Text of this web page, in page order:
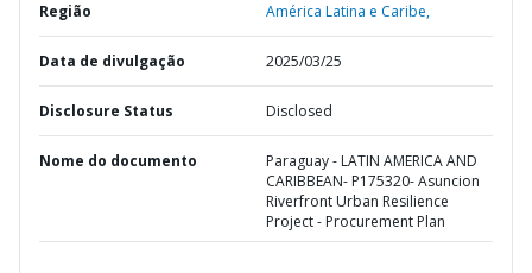
Região América Latina e Caribe,
Data de divulgação 2025/03/25
Disclosure Status Disclosed
Nome do documento
Paraguay - LATIN AMERICA AND
CARIBBEAN- P175320- Asuncion
Riverfront Urban Resilience
Project - Procurement Plan